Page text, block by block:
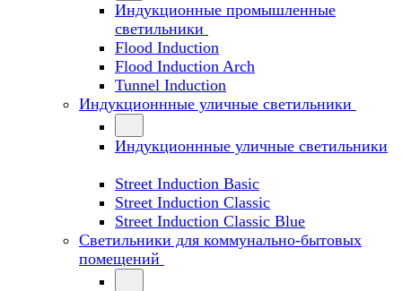
Индукционные промышленные
светильники
Flood Induction
Flood Induction Arch
Tunnel Induction
Индукционнные уличные светильники
Индукционнные уличные светильники
Street Induction Basic
Street Induction Classic
Street Induction Classic Blue
Светильники для коммунально-бытовых
помещений